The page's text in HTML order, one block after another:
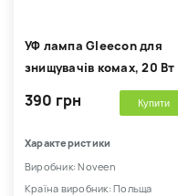
УФ лампа Gleecon для
знищувачів комах, 20 Вт
390 грн Купити
Характеристики
Виробник: Noveen
Країна виробник: Польща